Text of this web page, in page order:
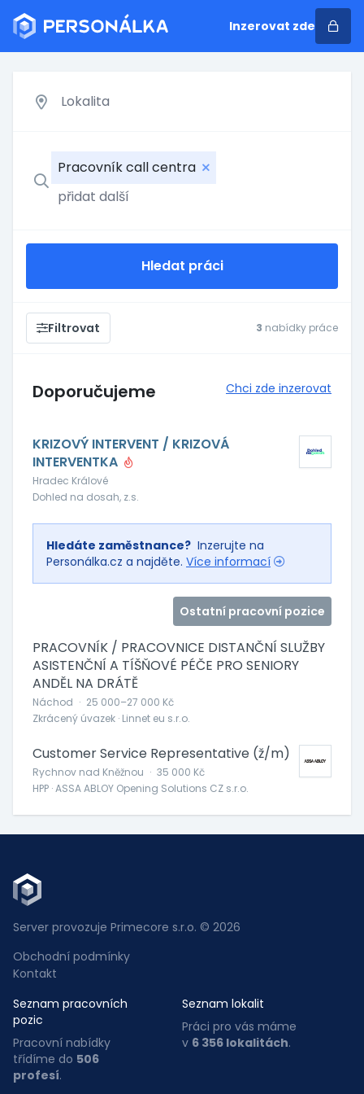
Inzerovat zde
Pracovník call centra
Hledat práci
Filtrovat 3 nabídky práce
Doporučujeme Chci zde inzerovat
KRIZOVÝ INTERVENT / KRIZOVÁ
INTERVENTKA
Hradec Králové
Dohled na dosah, z.s.
Hledáte zaměstnance? Inzerujte na
Personálka.cz a najděte. Více informací
Ostatní pracovní pozice
PRACOVNÍK / PRACOVNICE DISTANČNÍ SLUŽBY
ASISTENČNÍ A TÍŠŇOVÉ PÉČE PRO SENIORY
ANDĚL NA DRÁTĚ
Náchod · 25 000–27 000 Kč
Zkrácený úvazek · Linnet eu s.r.o.
Customer Service Representative (ž/m)
Rychnov nad Kněžnou · 35 000 Kč
HPP · ASSA ABLOY Opening Solutions CZ s.r.o.
Server provozuje Primecore s.r.o. © 2026
Obchodní podmínky
Kontakt
Seznam pracovních
pozic
Pracovní nabídky
třídíme do 506
profesí.
Seznam lokalit
Práci pro vás máme
v 6 356 lokalitách.